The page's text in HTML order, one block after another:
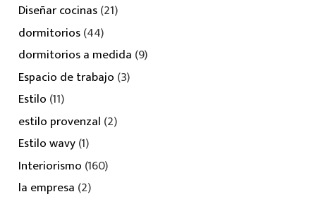
Diseñar cocinas(21)
dormitorios(44)
dormitorios a medida (9)
Espacio de trabajo (3)
Estilo (11)
estilo provenzal (2)
Estilo wavy(1)
Interiorismo (160)
la empresa (2)